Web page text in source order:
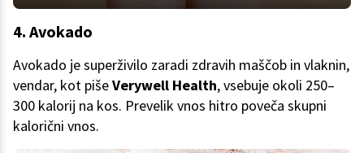
4. Avokado
Avokado je superživilo zaradi zdravih maščob in vlaknin,
vendar, kot pišeVerywell Health, vsebuje okoli 250–
300 kalorij na kos. Prevelik vnos hitro poveča skupni
kalorični vnos.